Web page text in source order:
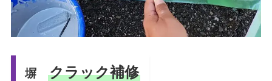
塀 クラック補修